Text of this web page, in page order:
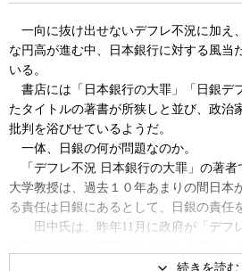
デフレ不況 日本銀行の大罪
一向に抜け出せないデフレ不況に加え
な円高が進む中、日本銀行に対する風当
いる。
書店には「日本銀行の大罪」「日銀デ
たタイトルの著書が所狭しと並び、政治
批判を浴びせているようだ。
一体、日銀の何が問題なのか。
「デフレ不況 日本銀行の大罪」の著者
大学教授は、過去１０年あまりの間日本
る責任は日銀にあるとして、日銀の責任
田中氏は、昨年11月に政府が「デフ
め、唯一金融政策を実施することができ